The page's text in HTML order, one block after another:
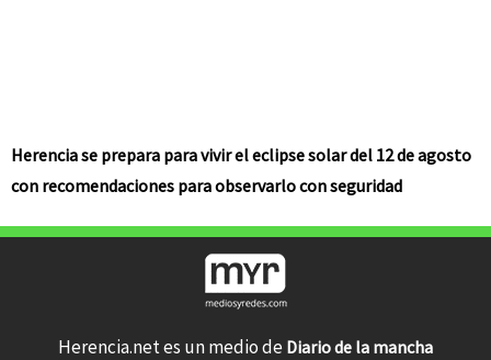
Herencia se prepara para vivir el eclipse solar del 12 de agosto
con recomendaciones para observarlo con seguridad
Herencia.net es un medio de Diario de la mancha